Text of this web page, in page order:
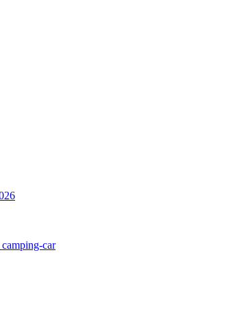
car